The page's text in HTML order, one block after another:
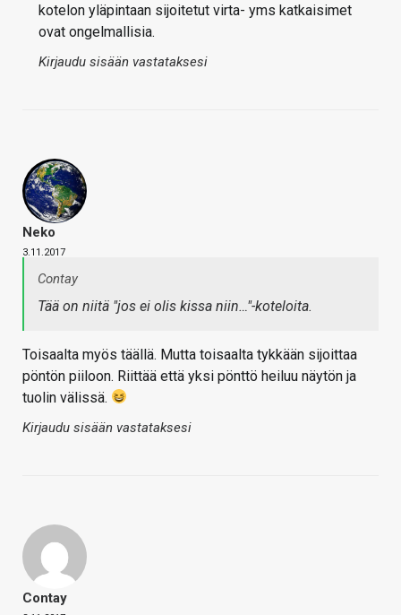
kotelon yläpintaan sijoitetut virta- yms katkaisimet
ovat ongelmallisia.
Kirjaudu sisään vastataksesi
Neko
3.11.2017
Contay
Tää on niitä "jos ei olis kissa niin…"-koteloita.
Toisaalta myös täällä. Mutta toisaalta tykkään sijoittaa
pöntön piiloon. Riittää että yksi pönttö heiluu näytön ja
tuolin välissä.
Kirjaudu sisään vastataksesi
Contay